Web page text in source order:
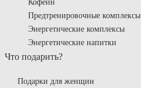
Кофеин
Предтренировочные комплексы
Энергетические комплексы
Энергетические напитки
Что подарить?
Подарки для женщин